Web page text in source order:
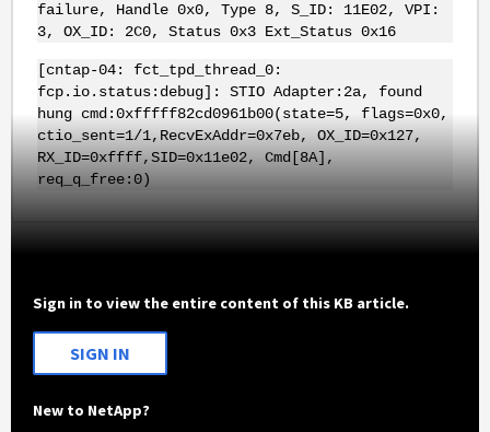
failure, Handle 0x0, Type 8, S_ID: 11E02, VPI:
3, OX_ID: 2C0, Status 0x3 Ext_Status 0x16
[cntap-04: fct_tpd_thread_0:
fcp.io.status:debug]: STIO Adapter:2a, found
hung cmd:0xfffff82cd0961b00(state=5, flags=0x0,
ctio_sent=1/1,RecvExAddr=0x7eb, OX_ID=0x127,
RX_ID=0xffff,SID=0x11e02, Cmd[8A],
req_q_free:0)
Sign in to view the entire content of this KB article.
SIGN IN
New to NetApp?